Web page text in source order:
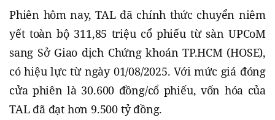
Phiên hôm nay, TAL đã chính thức chuyển niêm
yết toàn bộ 311,85 triệu cổ phiếu từ sàn UPCoM
sang Sở Giao dịch Chứng khoán TP.HCM (HOSE),
có hiệu lực từ ngày 01/08/2025. Với mức giá đóng
cửa phiên là 30.600 đồng/cổ phiếu, vốn hóa của
TAL đã đạt hơn 9.500 tỷ đồng.